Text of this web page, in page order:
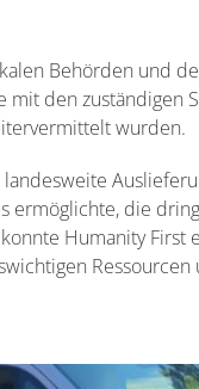
Behörden und
mit den zuständigen
wurden.
ermöglichte, die
Humanity First
Ressourcen